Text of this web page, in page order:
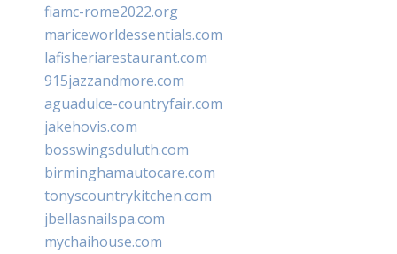
fiamc-rome2022.org
mariceworldessentials.com
lafisheriarestaurant.com
915jazzandmore.com
aguadulce-countryfair.com
jakehovis.com
bosswingsduluth.com
birminghamautocare.com
tonyscountrykitchen.com
jbellasnailspa.com
mychaihouse.com